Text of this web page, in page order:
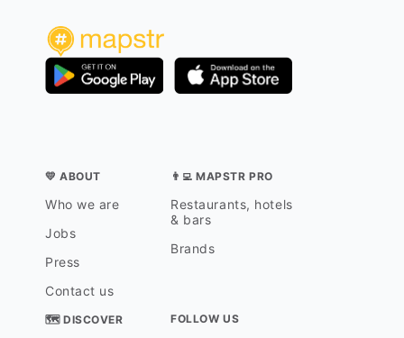
💛 ABOUT
Who we are
Jobs
Press
Contact us
👨‍💻 MAPSTR PRO
Restaurants, hotels
& bars
Brands
🗺 DISCOVER FOLLOW US